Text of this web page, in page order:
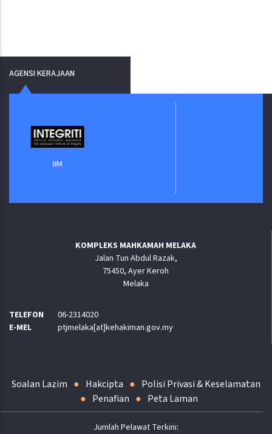
AGENSI KERAJAAN
Jabatan Digital Negara
KOMPLEKS MAHKAMAH MELAKA
Jalan Tun Abdul Razak,
75450, Ayer Keroh
Melaka
TELEFON
06-2314020
E-MEL
ptjmelaka[at]kehakiman.gov.my
Soalan Lazim Hakcipta
Polisi Privasi & Keselamatan
Penafian
Peta Laman